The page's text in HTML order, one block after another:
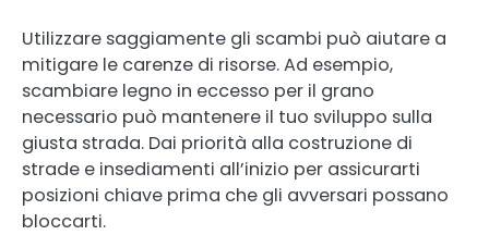
Utilizzare saggiamente gli scambi può aiutare a
mitigare le carenze di risorse. Ad esempio,
scambiare legno in eccesso per il grano
necessario può mantenere il tuo sviluppo sulla
giusta strada. Dai priorità alla costruzione di
strade e insediamenti all’inizio per assicurarti
posizioni chiave prima che gli avversari possano
bloccarti.